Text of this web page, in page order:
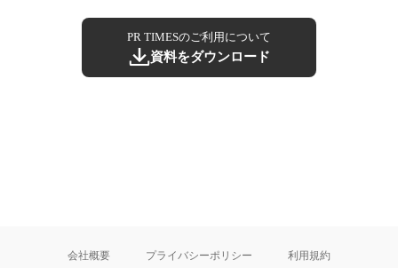
PR TIMESのご利用について
資料をダウンロード
会社概要 プライバシーポリシー 利用規約